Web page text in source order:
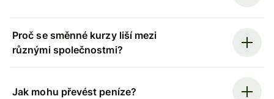
Proč se směnné kurzy liší mezi
různými společnostmi?
Jak mohu převést peníze?